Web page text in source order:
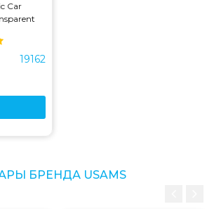
Car
19162
БРЕНДА USAMS